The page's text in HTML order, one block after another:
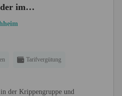
im
Tarifvergütung
der Krippengruppe und